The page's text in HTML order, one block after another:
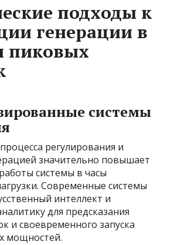
подходы к
генерации в
пиковых
системы
регулирования и
значительно повышает
системы в часы
Современные системы
интеллект и
для предсказания
и своевременного запуска
мощностей.